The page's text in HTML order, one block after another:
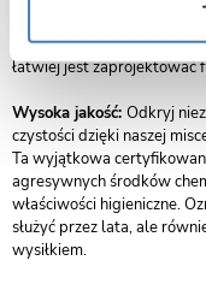
dekoracyjny. Miski WC są
ponieważ zajmują mniej
łatwiej jest zaprojektować
Wysoka jakość: Odkryj
czystości dzięki naszej
Ta wyjątkowa
agresywnych środków
właściwości higieniczne.
służyć przez lata, ale
wysiłkiem.